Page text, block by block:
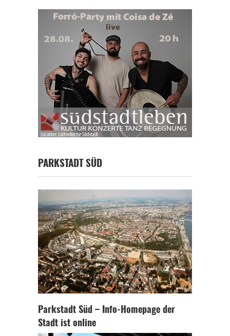
PARKSTADT SÜD
Parkstadt Süd – Info-Homepage der
Stadt ist online